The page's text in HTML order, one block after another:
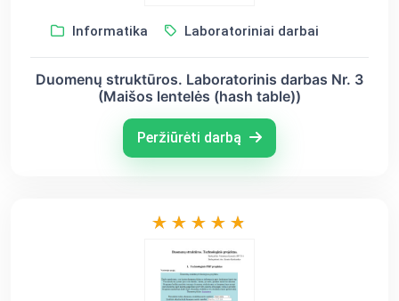
Informatika Laboratoriniai darbai
Duomenų struktūros. Laboratorinis darbas Nr. 3
(Maišos lentelės (hash table))
Peržiūrėti darbą